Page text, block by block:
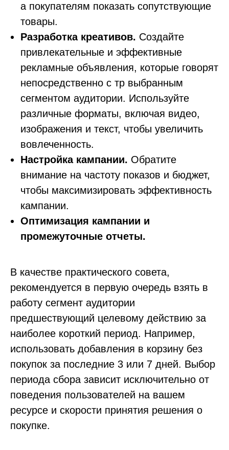
а покупателям показать сопутствующие
товары.
Разработка креативов. Создайте
привлекательные и эффективные
рекламные объявления, которые говорят
непосредственно с тр выбранным
сегментом аудитории. Используйте
различные форматы, включая видео,
изображения и текст, чтобы увеличить
вовлеченность.
Настройка кампании. Обратите
внимание на частоту показов и бюджет,
чтобы максимизировать эффективность
кампании.
Оптимизация кампании и
промежуточные отчеты.
В качестве практического совета,
рекомендуется в первую очередь взять в
работу сегмент аудитории
предшествующий целевому действию за
наиболее короткий период. Например,
использовать добавления в корзину без
покупок за последние 3 или 7 дней. Выбор
периода сбора зависит исключительно от
поведения пользователей на вашем
ресурсе и скорости принятия решения о
покупке.